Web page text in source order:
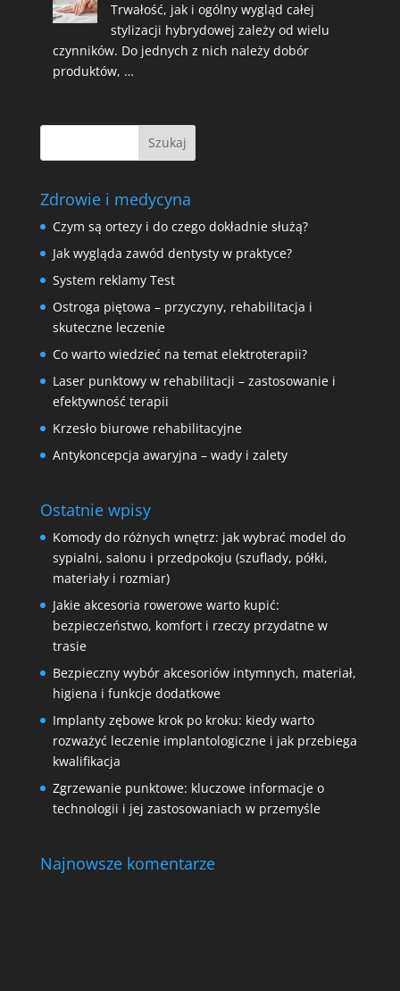
Trwałość, jak i ogólny wygląd całej
stylizacji hybrydowej zależy od wielu
czynników. Do jednych z nich należy dobór
produktów, …
Zdrowie i medycyna
Czym są ortezy i do czego dokładnie służą?
Jak wygląda zawód dentysty w praktyce?
System reklamy Test
Ostroga piętowa – przyczyny, rehabilitacja i
skuteczne leczenie
Co warto wiedzieć na temat elektroterapii?
Laser punktowy w rehabilitacji – zastosowanie i
efektywność terapii
Krzesło biurowe rehabilitacyjne
Antykoncepcja awaryjna – wady i zalety
Ostatnie wpisy
Komody do różnych wnętrz: jak wybrać model do
sypialni, salonu i przedpokoju (szuflady, półki,
materiały i rozmiar)
Jakie akcesoria rowerowe warto kupić:
bezpieczeństwo, komfort i rzeczy przydatne w
trasie
Bezpieczny wybór akcesoriów intymnych, materiał,
higiena i funkcje dodatkowe
Implanty zębowe krok po kroku: kiedy warto
rozważyć leczenie implantologiczne i jak przebiega
kwalifikacja
Zgrzewanie punktowe: kluczowe informacje o
technologii i jej zastosowaniach w przemyśle
Najnowsze komentarze